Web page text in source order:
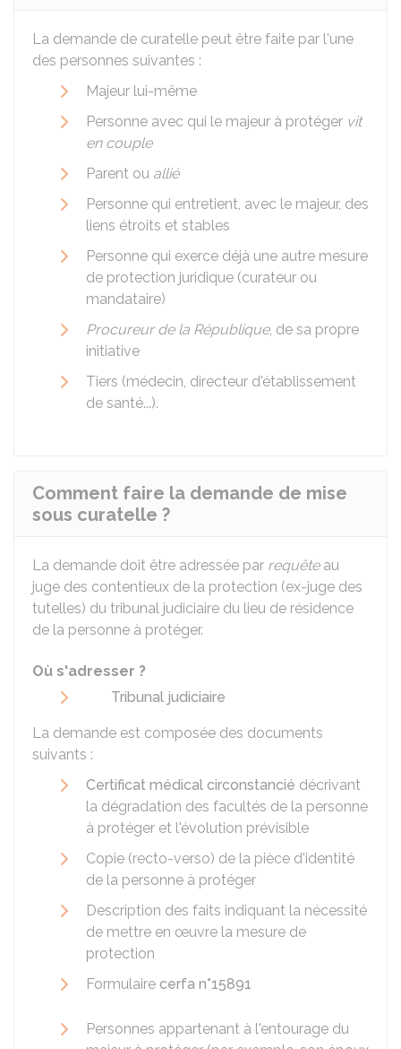
La demande de curatelle peut être faite par l'une
des personnes suivantes :
Majeur lui-même
Personne avec qui le majeur à protéger vit
en couple
Parent ou allié
Personne qui entretient, avec le majeur, des
liens étroits et stables
Personne qui exerce déjà une autre mesure
de protection juridique (curateur ou
mandataire)
Procureur de la République, de sa propre
initiative
Tiers (médecin, directeur d'établissement
de santé...).
Comment faire la demande de mise
sous curatelle ?
La demande doit être adressée par requêteau
juge des contentieux de la protection (ex-juge des
tutelles) du tribunal judiciaire du lieu de résidence
de la personne à protéger.
Où s'adresser ?
Tribunal judiciaire
La demande est composée des documents
suivants :
Certificat médical circonstancié décrivant
la dégradation des facultés de la personne
à protéger et l'évolution prévisible
Copie (recto-verso) de la pièce d'identité
de la personne à protéger
Description des faits indiquant la nécessité
de mettre en œuvre la mesure de
protection
Formulaire cerfa n°15891
Personnes appartenant à l'entourage du